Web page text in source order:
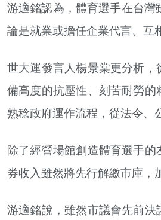
游適銘認為，體育選手在台
論是就業或擔任企業代言、互
世大運發言人楊景棠更分析
備高度的抗壓性、刻苦耐勞的
熟稔政府運作流程，從法令、
除了經營場館創造體育選手
券收入雖然將先行解繳市庫，
游適銘說，雖然市議會先前